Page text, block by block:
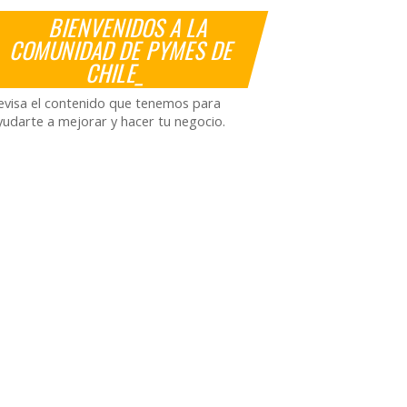
BIENVENIDOS A LA
COMUNIDAD DE PYMES DE
CHILE_
el contenido que tenemos para
a mejorar y hacer tu negocio.